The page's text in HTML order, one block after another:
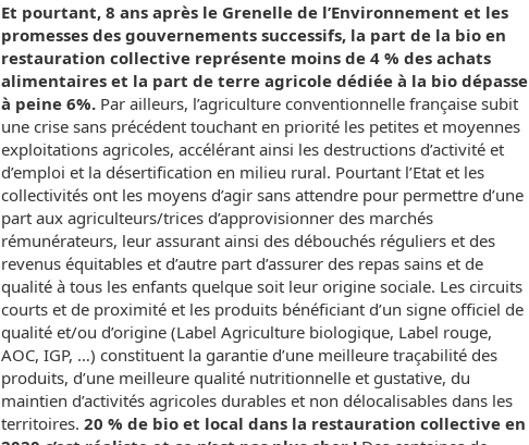
Et pourtant, 8 ans après le Grenelle de l’Environnement et les
promesses des gouvernements successifs, la part de la bio en
restauration collective représente moins de 4 % des achats
alimentaires et la part de terre agricole dédiée à la bio dépasse
à peine 6%.Par ailleurs, l’agriculture conventionnelle française subit
une crise sans précédent touchant en priorité les petites et moyennes
exploitations agricoles, accélérant ainsi les destructions d’activité et
d’emploi et la désertification en milieu rural. Pourtant l’Etat et les
collectivités ont les moyens d’agir sans attendre pour permettre d’une
part aux agriculteurs/trices d’approvisionner des marchés
rémunérateurs, leur assurant ainsi des débouchés réguliers et des
revenus équitables et d’autre part d’assurer des repas sains et de
qualité à tous les enfants quelque soit leur origine sociale. Les circuits
courts et de proximité et les produits bénéficiant d’un signe officiel de
qualité et/ou d’origine (Label Agriculture biologique, Label rouge,
AOC, IGP, …) constituent la garantie d’une meilleure traçabilité des
produits, d’une meilleure qualité nutritionnelle et gustative, du
maintien d’activités agricoles durables et non délocalisables dans les
territoires. 20 % de bio et local dans la restauration collective en